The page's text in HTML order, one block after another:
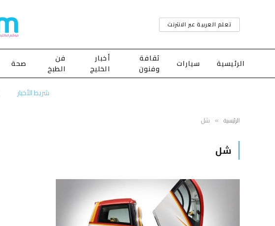
تعلم العربية عبر الانترنت
الرئيسية سيارات
ثقافة
وفنون
أخبار
الخليج
فن
الطبخ
صحة
شريط الأخبار
الرئيسية » شل
شل